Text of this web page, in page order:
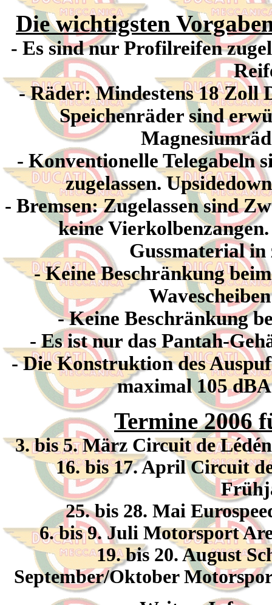
Die wichtigsten
- Es sind nur Profilreifen
- Räder:Mindestens 18 Zoll
Speichenräder sind
- Konventionelle Telegabeln
zugelassen.
- Bremsen: Zugelassen sind
keine
Gussmaterial in
- Keine Beschränkung
- Keine Beschränkung
- Es ist nur das Pantah-
- Die Konstruktion des
maximal 105
Termine 2006
3. bis 5. März Circuit de
16. bis 17. April Circuit
25. bis 28. Mai
6. bis 9. Juli Motorsport
19. bis 20. August
September/Oktober